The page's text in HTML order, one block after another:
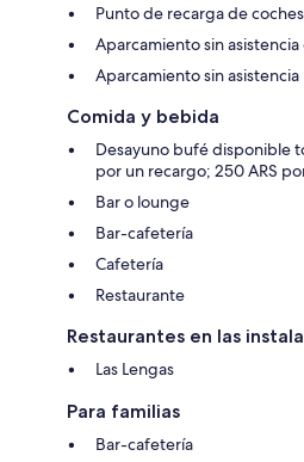
Punto de recarga de
Aparcamiento sin
Aparcamiento sin
Comida y bebida
Desayuno bufé disponible
por un recargo; 250 ARS
Bar o lounge
Bar-cafetería
Cafetería
Restaurante
Restaurantes en las
Las Lengas
Para familias
Bar-cafetería